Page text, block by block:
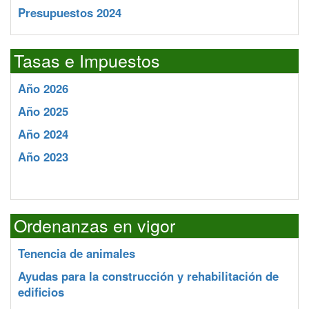
Presupuestos 2024
Tasas e Impuestos
Año 2026
Año 2025
Año 2024
Año 2023
Ordenanzas en vigor
Tenencia de animales
Ayudas para la construcción y rehabilitación de
edificios